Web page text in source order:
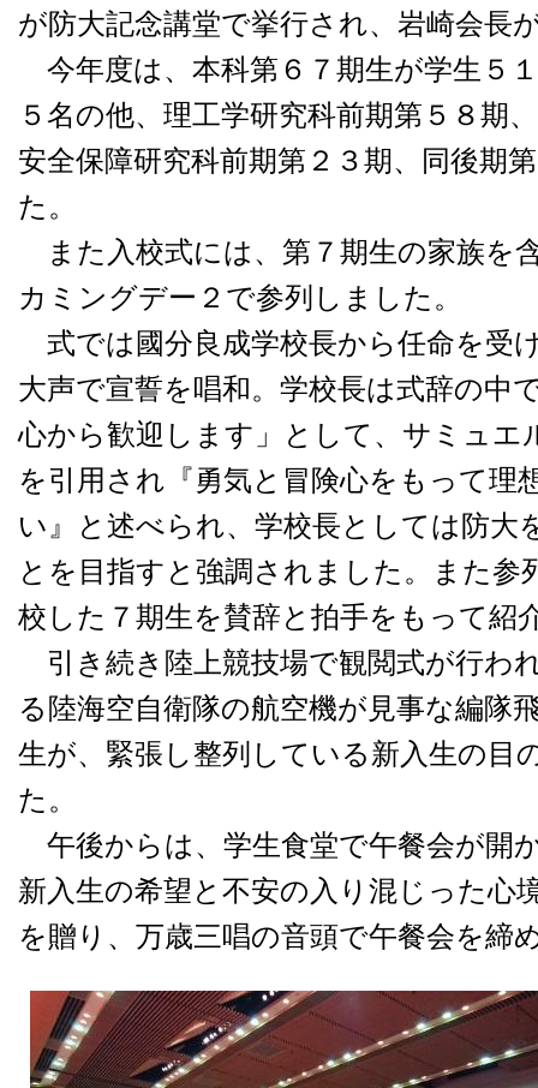
が防大記念講堂で挙行され、岩崎会長
今年度は、本科第６７期生が学生５
５名の他、理工学研究科前期第５８期
安全保障研究科前期第２３期、同後期
た。
また入校式には、第７期生の家族を
カミングデー２で参列しました。
式では國分良成学校長から任命を受
大声で宣誓を唱和。学校長は式辞の中
心から歓迎します」として、サミュエ
を引用され『勇気と冒険心をもって理
い』と述べられ、学校長としては防大
とを目指すと強調されました。また参
校した７期生を賛辞と拍手をもって紹
引き続き陸上競技場で観閲式が行わ
る陸海空自衛隊の航空機が見事な編隊
生が、緊張し整列している新入生の目
た。
午後からは、学生食堂で午餐会が開
新入生の希望と不安の入り混じった心
を贈り、万歳三唱の音頭で午餐会を締